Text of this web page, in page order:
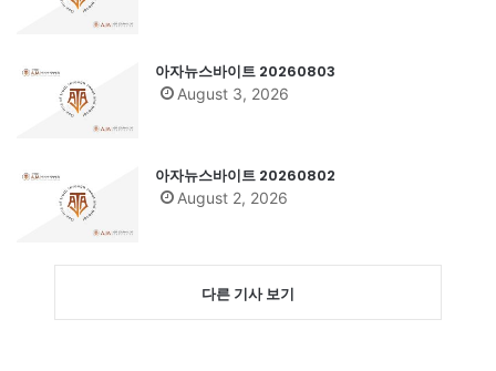
아자뉴스바이트 20260803
August 3, 2026
아자뉴스바이트 20260802
August 2, 2026
다른 기사 보기